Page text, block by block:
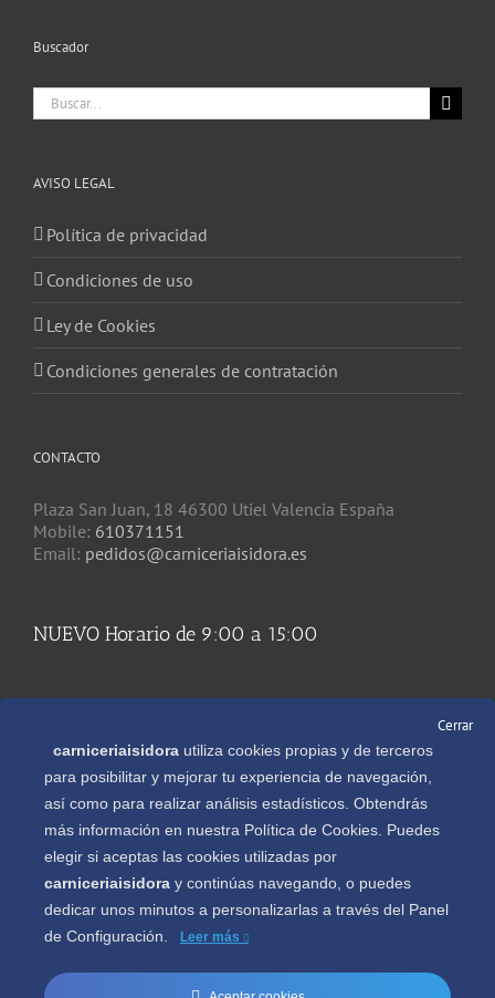
Buscador
Buscar:
AVISO LEGAL
Política de privacidad
Condiciones de uso
Ley de Cookies
Condiciones generales de contratación
CONTACTO
Plaza San Juan, 18 46300 Utiel Valencia España
Mobile: 610371151
Email: pedidos@carniceriaisidora.es
NUEVO Horario de 9:00 a 15:00
Descargate gratis nuestra APP en
Cerrar
carniceriaisidora utiliza cookies propias y de terceros
para posibilitar y mejorar tu experiencia de navegación,
así como para realizar análisis estadísticos. Obtendrás
más información en nuestra Política de Cookies. Puedes
elegir si aceptas las cookies utilizadas por
carniceriaisidora y continúas navegando, o puedes
dedicar unos minutos a personalizarlas a través del Panel
de Configuración.
Leer más